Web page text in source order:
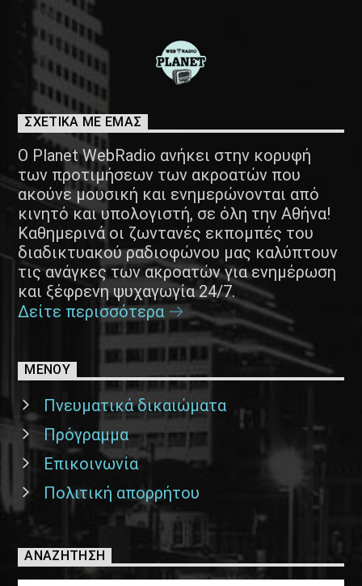
ΣΧΕΤΙΚΑ ΜΕ ΕΜΑΣ
Ο Planet WebRadio ανήκει στην κορυφή
των προτιμήσεων των ακροατών που
ακούνε μουσική και ενημερώνονται από
κινητό και υπολογιστή, σε όλη την Αθήνα!
Καθημερινά οι ζωντανές εκπομπές του
διαδικτυακού ραδιοφώνου μας καλύπτουν
τις ανάγκες των ακροατών για ενημέρωση
και ξέφρενη ψυχαγωγία 24/7.
Δείτε περισσότερα
ΜΕΝΟΥ
Πνευματικά δικαιώματα
Πρόγραμμα
Επικοινωνία
Πολιτική απορρήτου
ΑΝΑΖΉΤΗΣΗ